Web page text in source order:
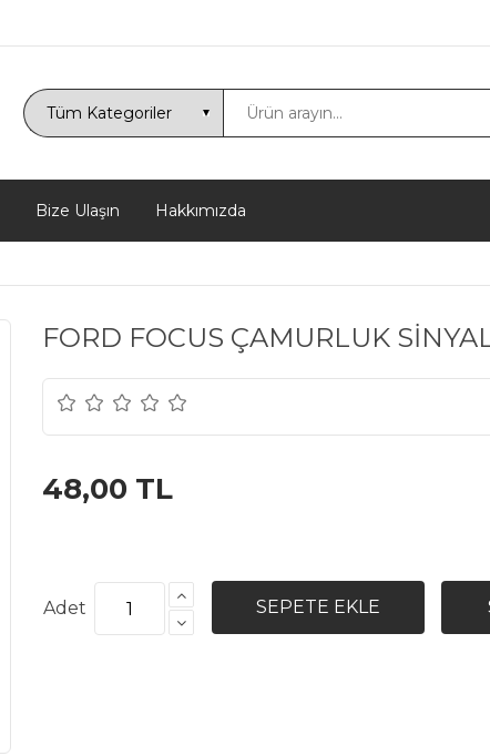
Bize Ulaşın Hakkımızda
FORD FOCUS ÇAMURLUK
48,00 TL
Adet